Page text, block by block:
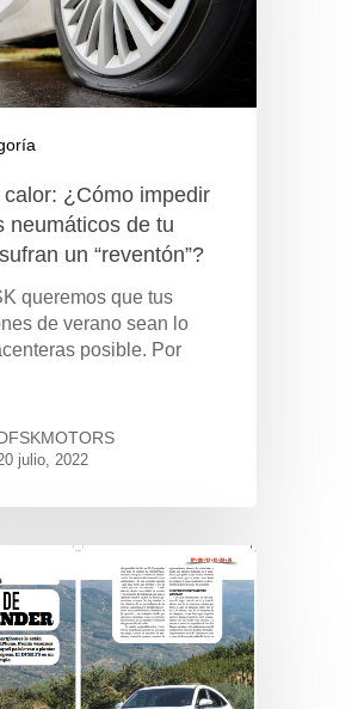
calor: ¿Cómo impedir
neumáticos de tu
un “reventón”?
queremos que tus
de verano sean lo
posible. Por
julio, 2022